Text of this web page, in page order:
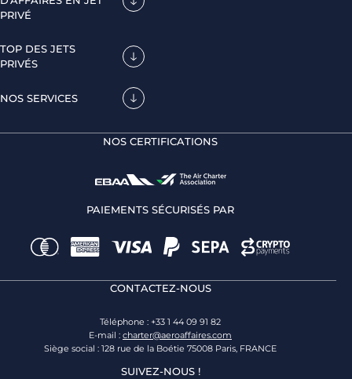
PRIVÉ
TOP DES JETS
PRIVÉS
NOS SERVICES
NOS CERTIFICATIONS
PAIEMENTS SÉCURISÉS PAR
CONTACTEZ-NOUS
Téléphone : +33 1 44 09 91 82
E-mail : charter@aeroaffaires.com
Siège social : 128 rue de la Boétie 75008 Paris, FRANCE
SUIVEZ-NOUS !